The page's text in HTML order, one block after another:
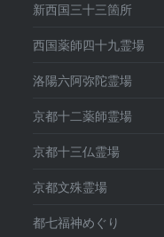
新西国三十三箇所
西国薬師四十九霊場
洛陽六阿弥陀霊場
京都十二薬師霊場
京都十三仏霊場
京都文殊霊場
都七福神めぐり